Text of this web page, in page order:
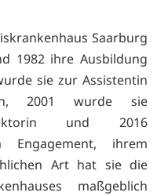
Saarburg
1982 ihre Ausbildung
sie zur Assistentin
2001 wurde sie
und 2016
Engagement, ihrem
Art hat sie die
maßgeblich